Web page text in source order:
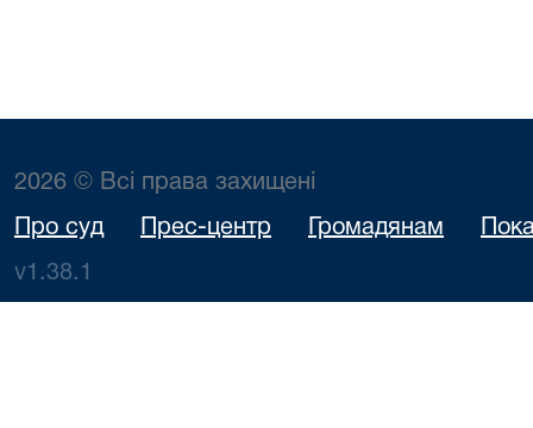
2026 © Всі права захищені
Про суд Прес-центр Громадянам
v1.38.1